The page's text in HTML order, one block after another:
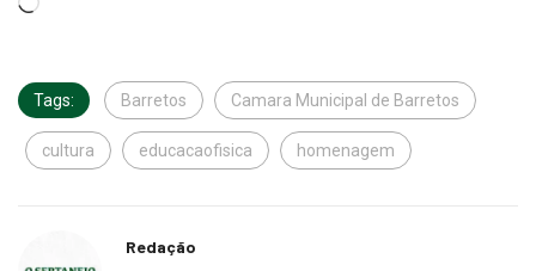
Tags: Barretos Camara Municipal de Barretos
cultura educacaofisica homenagem
Redação